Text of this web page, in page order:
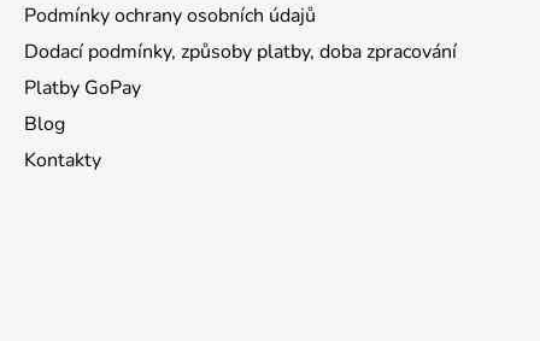
Podmínky ochrany osobních údajů
Dodací podmínky, způsoby platby, doba zpracování
Platby GoPay
Blog
Kontakty